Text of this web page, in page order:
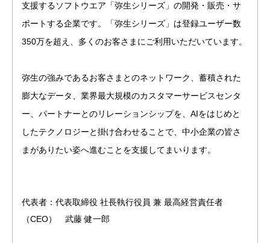
支援するソフトウエア「弥生シリーズ」の開発・販売・サ
ポートする企業です。「弥生シリーズ」は登録ユーザー数
弥生の強みであるお客さまとのネットワーク、蓄積された
膨大なデータ、業界最大規模のカスタマーサービスセンタ
ー、パートナーとのリレーションシップを、AIをはじめと
したテクノロジーと掛け合わせることで、中小企業の皆さ
まがありたい姿へ進むことを支援してまいります。
代表者：代表取締役 社長執行役員 兼 最高経営責任者
（CEO）　武藤 健一郎